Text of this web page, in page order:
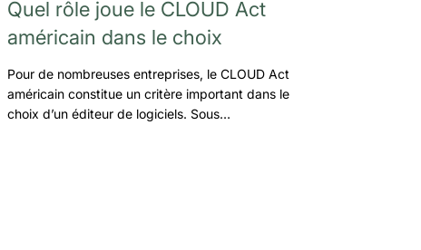
Quel rôle joue le CLOUD Act
américain dans le choix
Pour de nombreuses entreprises, le CLOUD Act
américain constitue un critère important dans le
choix d’un éditeur de logiciels. Sous…